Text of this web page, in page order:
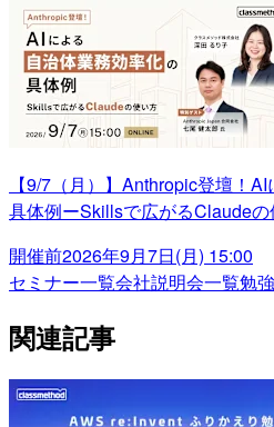
【9/7（月）】Anthropic登壇！
具体例ーSkillsで広がるClaudeの
開催前2026年9月7日(月) 15:00
セミナー一覧会社説明会一覧勉
関連記事